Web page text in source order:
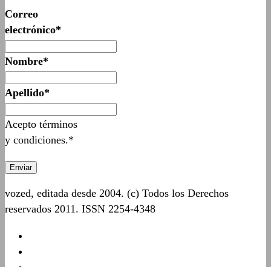
Correo
electrónico*
Nombre*
Apellido*
Acepto términos
y condiciones.*
vozed, editada desde 2004. (c) Todos los Derechos
reservados 2011. ISSN 2254-4348